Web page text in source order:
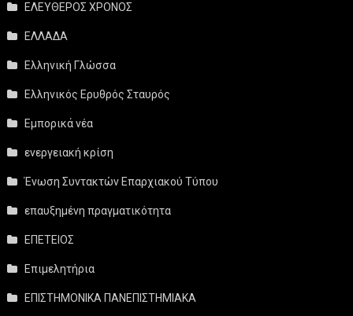
ΕΛΕΥΘΕΡΟΣ ΧΡΟΝΟΣ
ΕΛΛΑΔΑ
Ελληνική Γλώσσα
Ελληνικός Ερυθρός Σταυρός
Εμπορικά νέα
ενεργειακή κρίση
Ένωση Συντακτών Επαρχιακού Τύπου
επαυξημένη πραγματικότητα
ΕΠΕΤΕΙΟΣ
Επιμελητήρια
ΕΠΙΣΤΗΜΟΝΙΚΑ ΠΑΝΕΠΙΣΤΗΜΙΑΚΑ